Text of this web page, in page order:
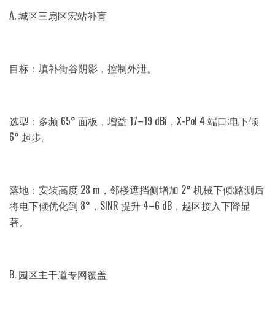
A. 城区三扇区宏站补盲
目标：填补街谷阴影，控制外泄。
选型：多频 65° 面板，增益 17–19 dBi，X-Pol 4 端口;电下倾
6° 起步。
落地：安装高度 28 m，邻楼遮挡侧增加 2° 机械下倾;路测后
将电下倾优化到 8°，SINR 提升 4–6 dB，越区接入下降显
著。
B. 园区主干道专网覆盖